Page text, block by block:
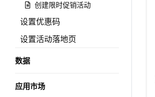
创建限时促销活动
设置优惠码
设置活动落地页
数据
应用市场